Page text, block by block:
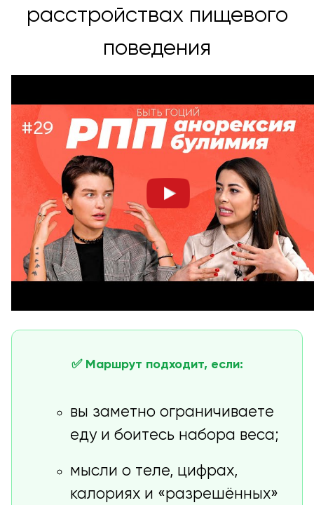
расстройствах пищевого
поведения
✅ Маршрут подходит, если:
вы заметно ограничиваете
еду и боитесь набора веса;
мысли о теле, цифрах,
калориях и «разрешённых»